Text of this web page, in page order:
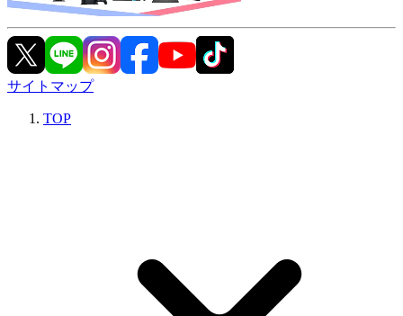
サイトマップ
TOP